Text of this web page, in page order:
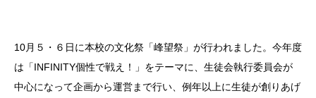
10月５・６日に本校の文化祭「峰望祭」が行われました。今年度
は「INFINITY個性で戦え！」をテーマに、生徒会執行委員会が
中心になって企画から運営まで行い、例年以上に生徒が創りあげ